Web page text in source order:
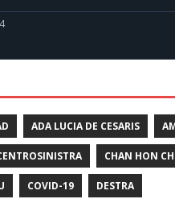
4
ADA LUCIA DE CESARIS
CHAN HON
COVID-19 DESTRA